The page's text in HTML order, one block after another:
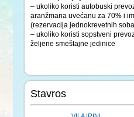
– ukoliko koristi autobuski
aranžmana uvećanu za 70% i
(rezervacija jednokrevetnih
– ukoliko koristi sopstveni
željene smeštajne jedinice
Stavros